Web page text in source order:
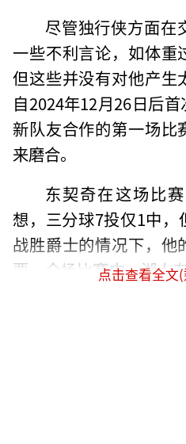
尽管独行侠方面在
一些不利言论，如体重
但这些并没有对他产生
自2024年12月26日后
新队友合作的第一场比
来磨合。
东契奇在这场比
想，三分球7投仅1中
战胜爵士的情况下，他
要。全场比赛中，湖人
点击查看全文